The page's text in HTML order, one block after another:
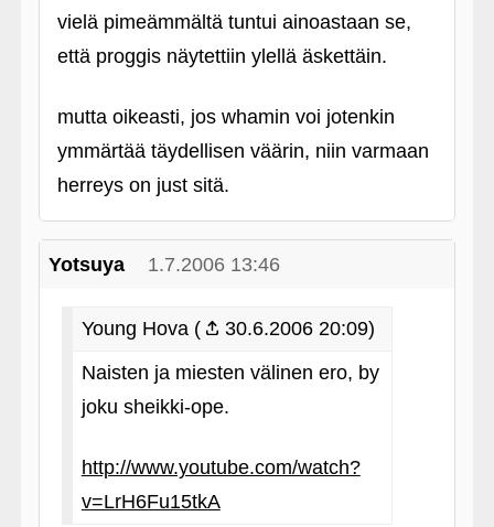
vielä pimeämmältä tuntui ainoastaan se,
että proggis näytettiin ylellä äskettäin.
mutta oikeasti, jos whamin voi jotenkin
ymmärtää täydellisen väärin, niin varmaan
herreys on just sitä.
Yotsuya 1.7.2006 13:46
Young Hova (
30.6.2006 20:09)
Naisten ja miesten välinen ero, by
joku sheikki-ope.
http://www.youtube.com/watch?
v=LrH6Fu15tkA